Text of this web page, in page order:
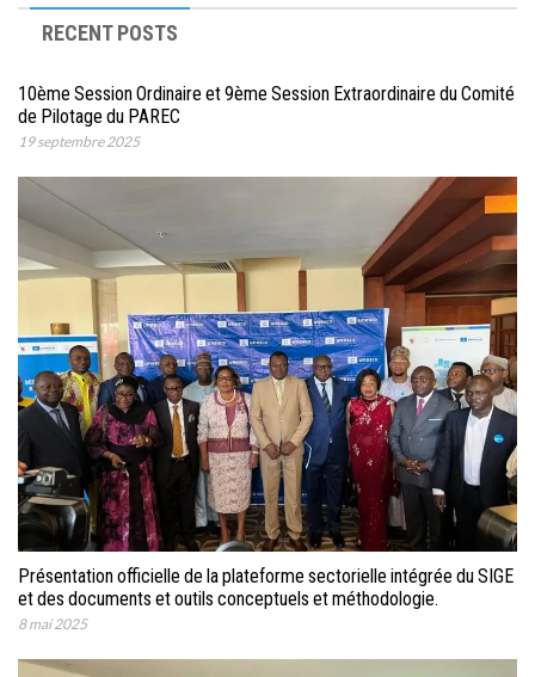
RECENT POSTS
10ème Session Ordinaire et 9ème Session Extraordinaire du Comité
de Pilotage du PAREC
19 septembre 2025
Présentation officielle de la plateforme sectorielle intégrée du SIGE
et des documents et outils conceptuels et méthodologie.
8 mai 2025